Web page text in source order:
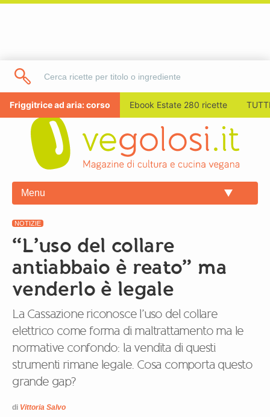
Friggitrice ad aria: corso Ebook Estate 280 ricette
Menu
NOTIZIE
“L’uso del collare
antiabbaio è reato” ma
venderlo è legale
La Cassazione riconosce l’uso del collare
elettrico come forma di maltrattamento ma le
normative confondo: la vendita di questi
strumenti rimane legale. Cosa comporta questo
grande gap?
di Vittoria Salvo